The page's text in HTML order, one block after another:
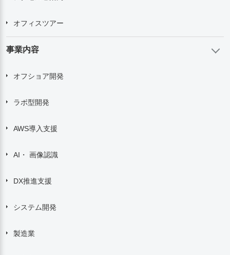
オフィスツアー
事業内容
オフショア開発
ラボ型開発
AWS導入支援
AI・ 画像認識
DX推進支援
システム開発
製造業